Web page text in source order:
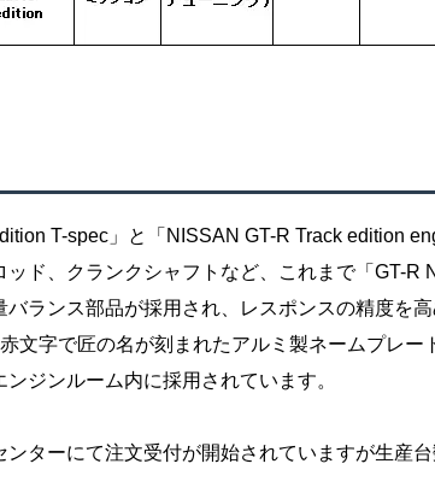
T-spec」と「NISSAN GT-R Track edition
ド、クランクシャフトなど、これまで「GT-R
バランス部品が採用され、レスポンスの精度を
文字で匠の名が刻まれたアルミ製ネームプレー
ジンルーム内に採用されています。
ンターにて注文受付が開始されていますが生産